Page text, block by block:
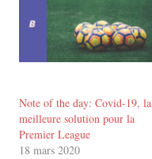
Note of the day: Covid-19, la
meilleure solution pour la
Premier League
18 mars 2020